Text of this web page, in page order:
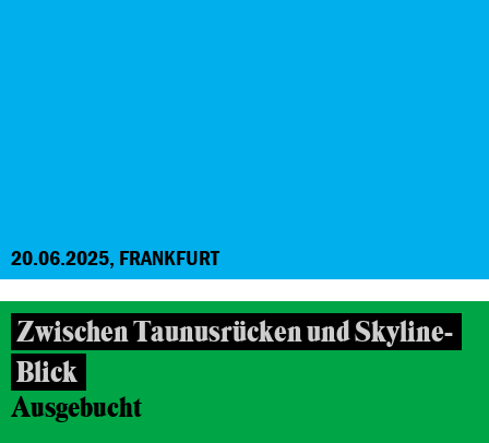
20.06.2025, FRANKFURT
Zwischen Taunusrücken und Skyline-
Blick
Ausgebucht